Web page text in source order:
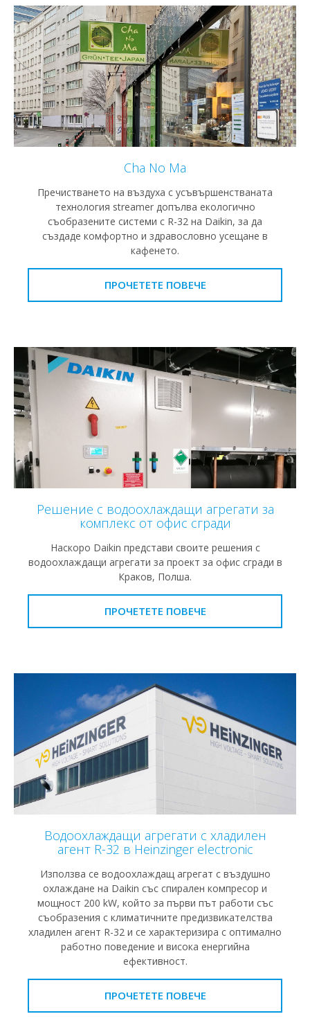
Cha No Ma
Пречистването на въздуха с усъвършенстваната
технология streamer допълва екологично
съобразените системи с R-32 на Daikin, за да
създаде комфортно и здравословно усещане в
кафенето.
ПРОЧЕТЕТЕ ПОВЕЧЕ
Решение с водоохлаждащи агрегати за
комплекс от офис сгради
Наскоро Daikin представи своите решения с
водоохлаждащи агрегати за проект за офис сгради в
Краков, Полша.
ПРОЧЕТЕТЕ ПОВЕЧЕ
Водоохлаждащи агрегати с хладилен
агент R-32 в Heinzinger electronic
Използва се водоохлаждащ агрегат с въздушно
охлаждане на Daikin със спирален компресор и
мощност 200 kW, който за първи път работи със
съобразения с климатичните предизвикателства
хладилен агент R-32 и се характеризира с оптимално
работно поведение и висока енергийна
ефективност.
ПРОЧЕТЕТЕ ПОВЕЧЕ